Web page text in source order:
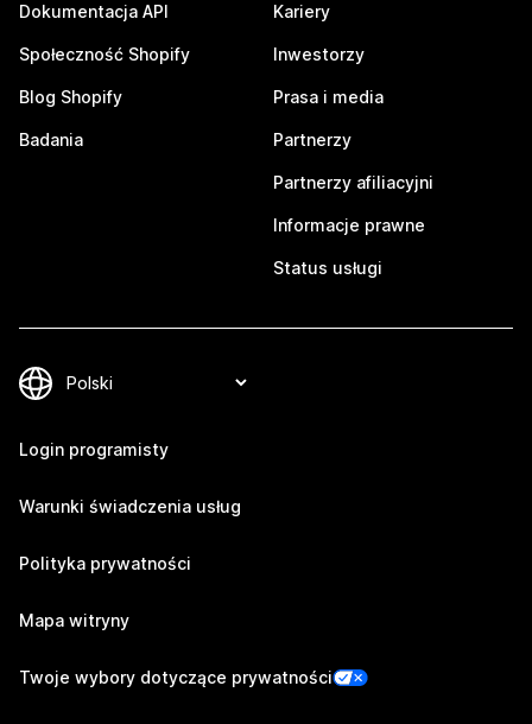
Dokumentacja API
Społeczność Shopify
Blog Shopify
Badania
Kariery
Inwestorzy
Prasa i media
Partnerzy
Partnerzy afiliacyjni
Informacje prawne
Status usługi
Login programisty
Warunki świadczenia usług
Polityka prywatności
Mapa witryny
Twoje wybory dotyczące prywatności